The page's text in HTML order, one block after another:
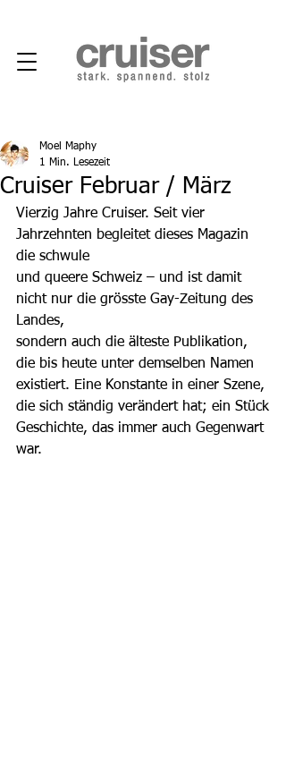
Cruiser Februar / März
Moel Maphy
1 Min. Lesezeit
Vierzig Jahre Cruiser. Seit vier
Jahrzehnten begleitet dieses Magazin
die schwule
und queere Schweiz – und ist damit
nicht nur die grösste Gay-Zeitung des
Landes,
sondern auch die älteste Publikation,
die bis heute unter demselben Namen
existiert. Eine Konstante in einer Szene,
die sich ständig verändert hat; ein Stück
Geschichte, das immer auch Gegenwart
war.